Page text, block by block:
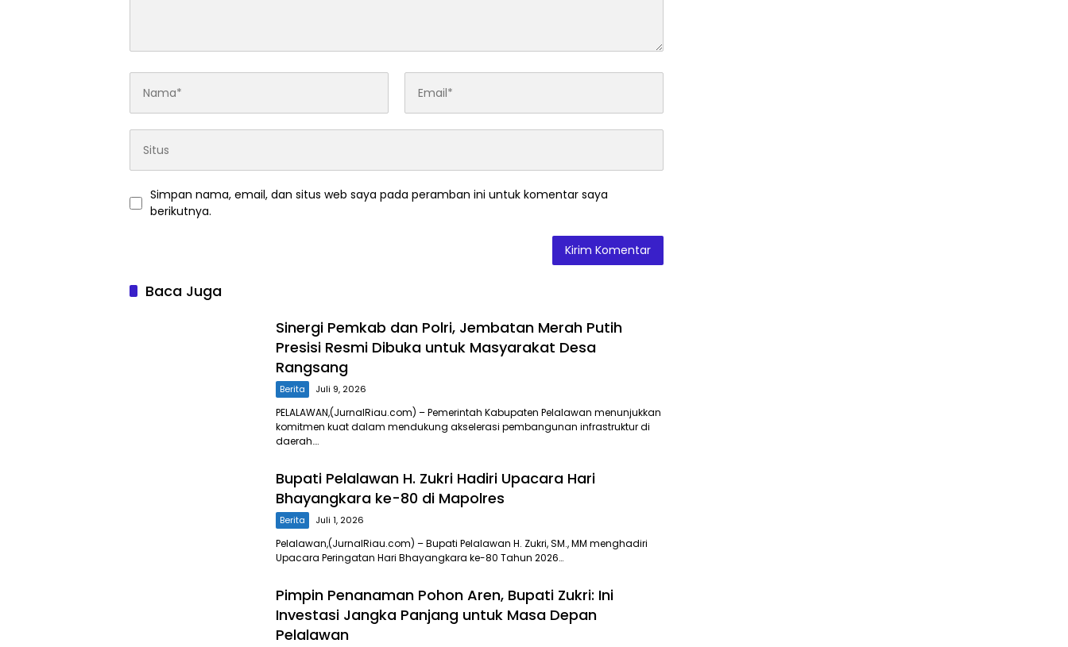
Simpan nama, email, dan situs web saya pada peramban ini untuk komentar saya
berikutnya.
Baca Juga
Sinergi Pemkab dan Polri, Jembatan Merah Putih
Presisi Resmi Dibuka untuk Masyarakat Desa
Rangsang
Berita Juli 9, 2026
PELALAWAN,(JurnalRiau.com) – Pemerintah Kabupaten Pelalawan menunjukkan
komitmen kuat dalam mendukung akselerasi pembangunan infrastruktur di
daerah….
Bupati Pelalawan H. Zukri Hadiri Upacara Hari
Bhayangkara ke-80 di Mapolres
Berita Juli 1, 2026
Pelalawan,(JurnalRiau.com) – Bupati Pelalawan H. Zukri, SM., MM menghadiri
Upacara Peringatan Hari Bhayangkara ke-80 Tahun 2026…
Pimpin Penanaman Pohon Aren, Bupati Zukri: Ini
Investasi Jangka Panjang untuk Masa Depan
Pelalawan